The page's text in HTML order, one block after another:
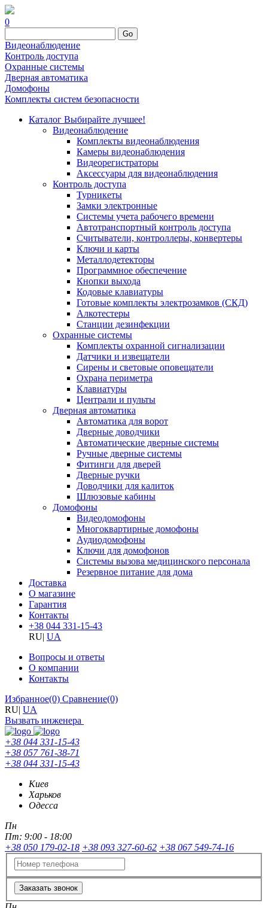
0
Go
Видеонаблюдение
Контроль доступа
Охранные системы
Дверная автоматика
Домофоны
Комплекты систем безопасности
Каталог Выбирайте лучшее!
Видеонаблюдение
Комплекты видеонаблюдения
Камеры видеонаблюдения
Видеорегистраторы
Аксессуары для видеонаблюдения
Контроль доступа
Турникеты
Замки электронные
Системы учета рабочего времени
Автотранспортный контроль доступа
Считыватели, контроллеры, конвертеры
Ключи и карты
Металлодетекторы
Программное обеспечение
Кнопки выхода
Кодовые клавиатуры
Готовые комплекты электрозамков (СКД)
Алкотестеры
Станции дезинфекции
Охранные системы
Комплекты охранной сигнализации
Датчики и извещатели
Сирены и световые оповещатели
Охрана периметра
Клавиатуры
Централи и пульты
Дверная автоматика
Автоматика для ворот
Дверные доводчики
Автоматические дверные системы
Ручные дверные системы
Фитинги для дверей
Дверные ручки
Доводчики для калиток
Шлюзовые кабины
Домофоны
Видеодомофоны
Многоквартирные домофоны
Аудиодомофоны
Ключи для домофонов
Системы вызова медицинского персонала
Резервное питание для дома
Доставка
О магазине
Гарантия
Контакты
+38 044 331-15-43
RU| UA
Вопросы и ответы
О компании
Контакты
Избранное(0) Сравнение(0)
RU| UA
Вызвать инженера
+38 044 331-15-43
+38 057 761-38-71
+38 044 331-15-43
Киев
Харьков
Одесса
Пн
Пт: 9:00 - 18:00
+38 050 179-02-18 +38 093 327-60-62 +38 067 549-74-16
Заказать звонок